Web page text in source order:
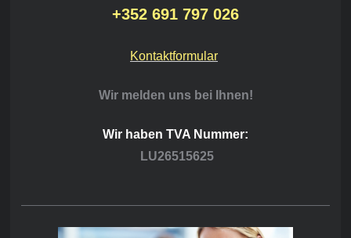
+352 691 797 026
Kontaktformular
Wir melden uns bei Ihnen!
Wir haben TVA Nummer:
LU26515625